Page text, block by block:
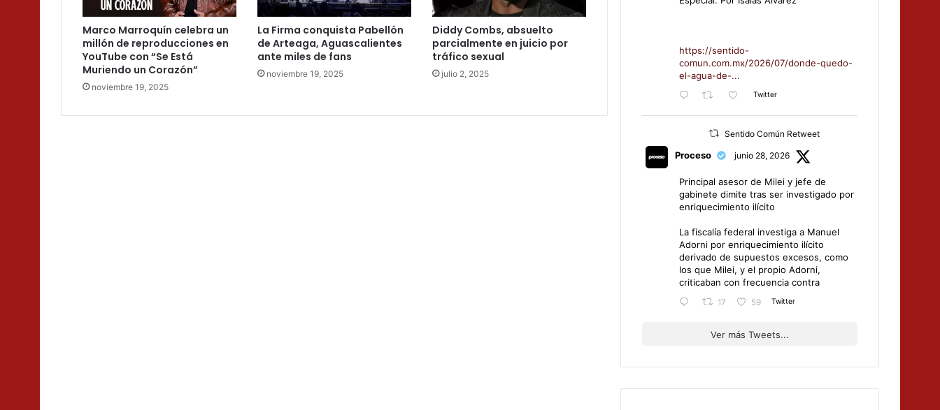
Marco Marroquín celebra un
millón de reproducciones en
YouTube con “Se Está
Muriendo un Corazón”
noviembre 19, 2025
La Firma conquista Pabellón
de Arteaga, Aguascalientes
ante miles de fans
noviembre 19, 2025
Diddy Combs, absuelto
parcialmente en juicio por
tráfico sexual
julio 2, 2025
https://sentido-
comun.com.mx/2026/07/donde-quedo-
el-agua-de-...
Twitter
Sentido Común Retweet
Proceso junio 28, 2026
Principal asesor de Milei y jefe de
gabinete dimite tras ser investigado por
enriquecimiento ilícito
La fiscalía federal investiga a Manuel
Adorni por enriquecimiento ilícito
derivado de supuestos excesos, como
los que Milei, y el propio Adorni,
criticaban con frecuencia contra
17 59 Twitter
Ver más Tweets...